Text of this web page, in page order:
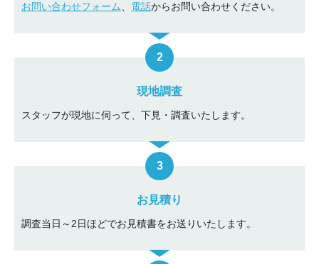
お問い合わせフォーム 電話からお問い合わせください。
現地調査
スタッフが現地に伺って、下見・調査いたします。
お見積り
調査当日～2日ほどでお見積書をお送りいたします。